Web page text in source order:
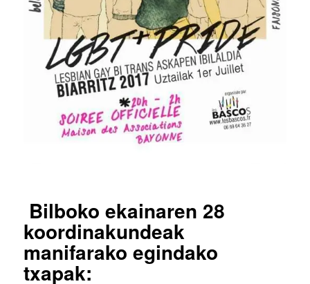
Bilboko ekainaren 28
koordinakundeak
manifarako egindako
txapak: